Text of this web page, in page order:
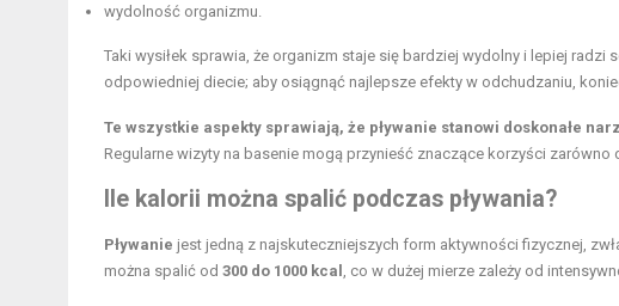
wydolność organizmu.
Taki wysiłek sprawia, że organizm staje się bardziej wydolny i lepiej
odpowiedniej diecie; aby osiągnąć najlepsze efekty w odchudzaniu,
Te wszystkie aspekty sprawiają, że pływanie stanowi doskonałe
Regularne wizyty na basenie mogą przynieść znaczące korzyści
Ile kalorii można spalić podczas pływania?
Pływanie jest jedną z najskuteczniejszych form aktywności fizycznej,
można spalić od 300 do 1000 kcal , co w dużej mierze zależy od